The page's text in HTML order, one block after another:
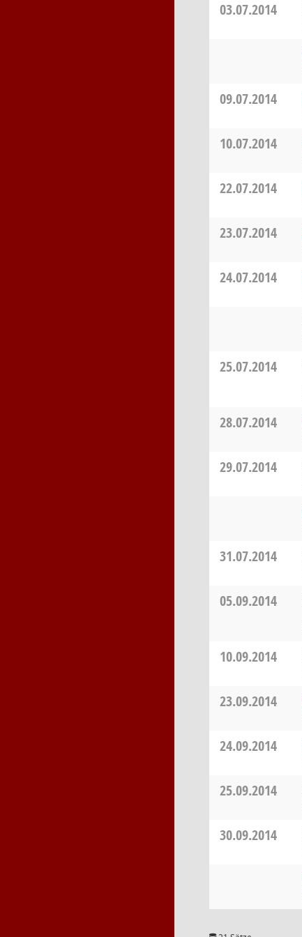
03.07.2014
09.07.2014
10.07.2014
22.07.2014
23.07.2014
24.07.2014
25.07.2014
28.07.2014
29.07.2014
31.07.2014
05.09.2014
10.09.2014
23.09.2014
24.09.2014
25.09.2014
30.09.2014